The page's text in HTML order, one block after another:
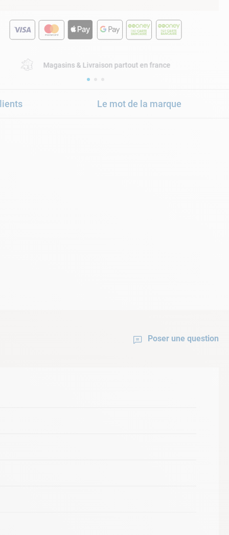
Magasins & Livraison partout en france
Le mot de la marque
Poser une question